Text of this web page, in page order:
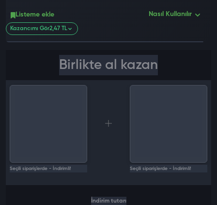
0
Nasıl Kullanılır
Listeme ekle
Kazancımı Gör2,47 TL
Birlikte al kazan
Seçili siparişlerde - İndirimli! Seçili siparişlerde - İndirimli!
İndirim tutarı